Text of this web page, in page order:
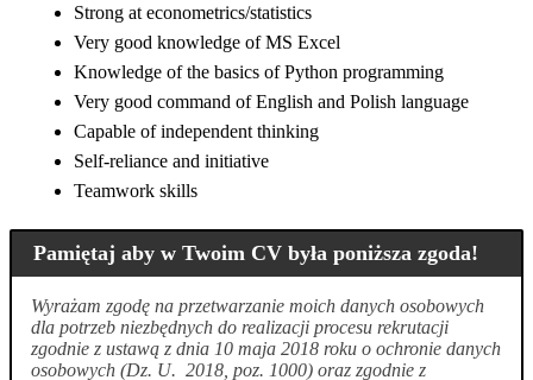
Strong at econometrics/statistics
Very good knowledge of MS Excel
Knowledge of the basics of Python programming
Very good command of English and Polish language
Capable of independent thinking
Self-reliance and initiative
Teamwork skills
Pamiętaj aby w Twoim CV była poniższa zgoda!
Wyrażam zgodę na przetwarzanie moich danych osobowych
dla potrzeb niezbędnych do realizacji procesu rekrutacji
zgodnie z ustawą z dnia 10 maja 2018 roku o ochronie danych
osobowych (Dz. U. 2018, poz. 1000) oraz zgodnie z